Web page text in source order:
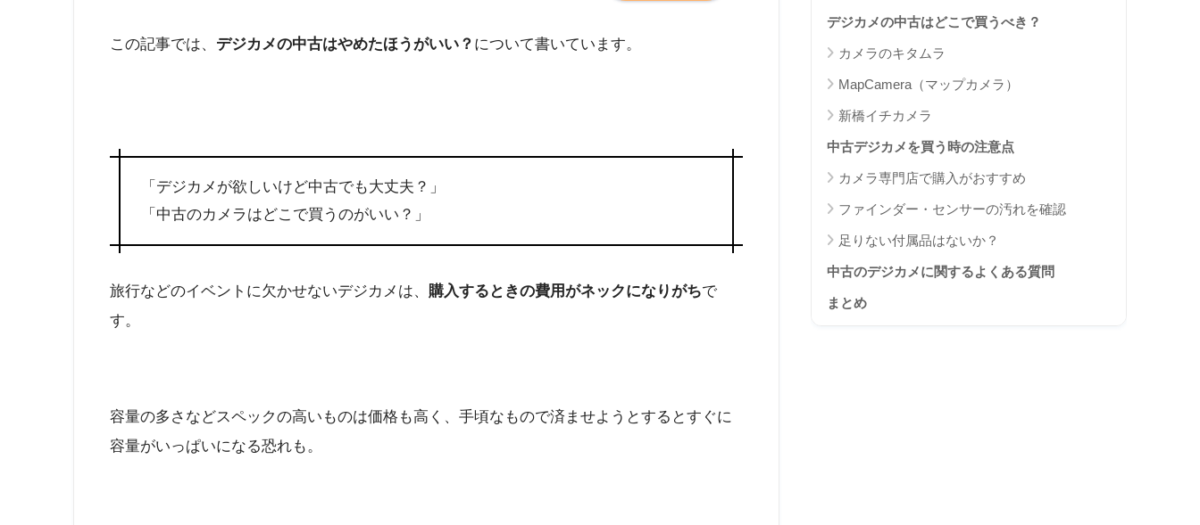
この記事では、 デジカメの中古はやめたほうがいい？ について書いています。
「デジカメが欲しいけど中古でも大丈夫？」
「中古のカメラはどこで買うのがいい？」
旅行などのイベントに欠かせないデジカメは、 購入するときの費用がネックになりがちで
す。
容量の多さなどスペックの高いものは価格も高く、手頃なもので済ませようとするとすぐに
容量がいっぱいになる恐れも。
デジカメの中古はどこで買うべき？
カメラのキタムラ
MapCamera（マップカメラ）
新橋イチカメラ
中古デジカメを買う時の注意点
カメラ専門店で購入がおすすめ
ファインダー・センサーの汚れを確認
足りない付属品はないか？
中古のデジカメに関するよくある質問
まとめ